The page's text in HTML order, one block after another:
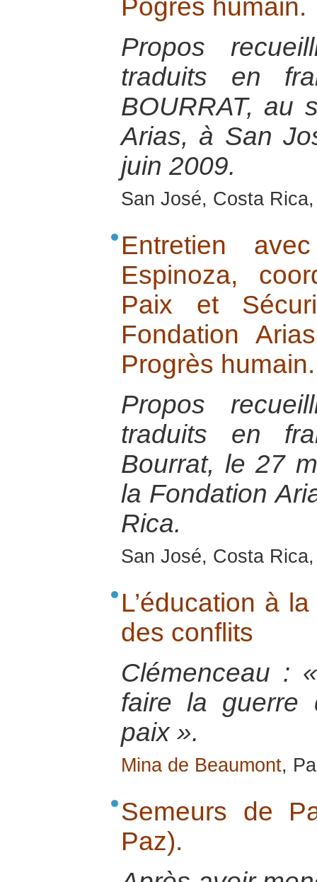
Pogrès humain.
Propos
traduits en
BOURRAT, au
Arias, à San
juin 2009.
San José, Costa
Entretien
Espinoza,
Paix et
Fondation
Progrès humain.
Propos
traduits en
Bourrat, le 27
la Fondation
Rica.
San José, Costa
L’éducation à
des conflits
Clémenceau :
faire la guerre
paix ».
Mina de Beaumont,
Semeurs de
Paz).